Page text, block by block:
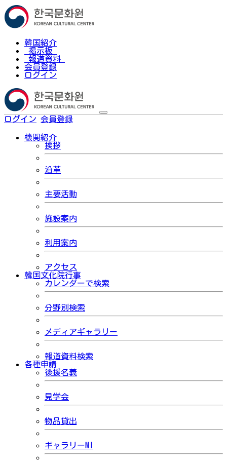
韓国紹介
掲示板
報道資料
会員登録
ログイン
ログイン 会員登録
機関紹介
挨拶
沿革
主要活動
施設案内
利用案内
アクセス
韓国文化院行事
カレンダーで検索
分野別検索
メディアギャラリー
報道資料検索
各種申請
後援名義
見学会
物品貸出
ギャラリーMI